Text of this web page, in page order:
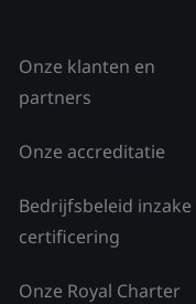
Onze klanten en
partners
Onze accreditatie
Bedrijfsbeleid inzake
certificering
Onze Royal Charter